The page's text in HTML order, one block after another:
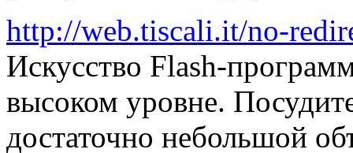
http://web.tiscali.it/no-
Искусство Flash-
высоком уровне.
достаточно небольшой